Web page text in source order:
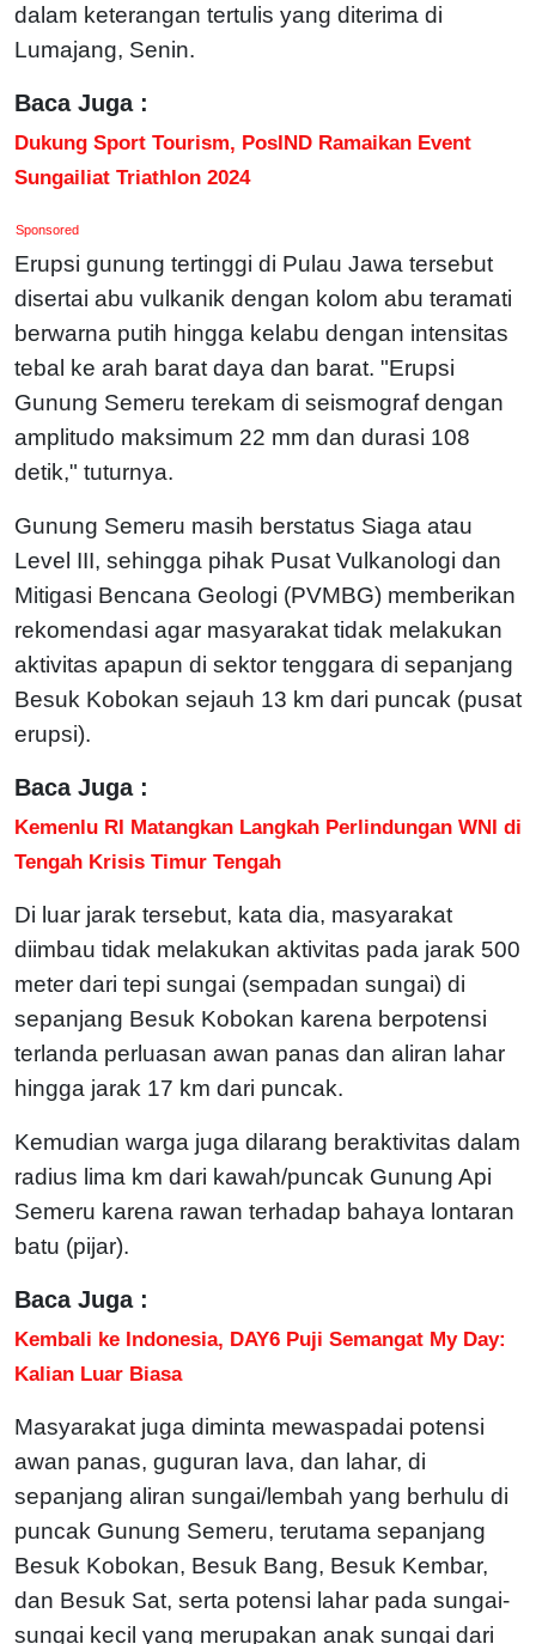
dalam keterangan tertulis yang diterima di
Lumajang, Senin.
Baca Juga :
Dukung Sport Tourism, PosIND Ramaikan Event
Sungailiat Triathlon 2024
Sponsored
Erupsi gunung tertinggi di Pulau Jawa tersebut
disertai abu vulkanik dengan kolom abu teramati
berwarna putih hingga kelabu dengan intensitas
tebal ke arah barat daya dan barat. "Erupsi
Gunung Semeru terekam di seismograf dengan
amplitudo maksimum 22 mm dan durasi 108
detik," tuturnya.
Gunung Semeru masih berstatus Siaga atau
Level III, sehingga pihak Pusat Vulkanologi dan
Mitigasi Bencana Geologi (PVMBG) memberikan
rekomendasi agar masyarakat tidak melakukan
aktivitas apapun di sektor tenggara di sepanjang
Besuk Kobokan sejauh 13 km dari puncak (pusat
erupsi).
Baca Juga :
Kemenlu RI Matangkan Langkah Perlindungan WNI di
Tengah Krisis Timur Tengah
Di luar jarak tersebut, kata dia, masyarakat
diimbau tidak melakukan aktivitas pada jarak 500
meter dari tepi sungai (sempadan sungai) di
sepanjang Besuk Kobokan karena berpotensi
terlanda perluasan awan panas dan aliran lahar
hingga jarak 17 km dari puncak.
Kemudian warga juga dilarang beraktivitas dalam
radius lima km dari kawah/puncak Gunung Api
Semeru karena rawan terhadap bahaya lontaran
batu (pijar).
Baca Juga :
Kembali ke Indonesia, DAY6 Puji Semangat My Day:
Kalian Luar Biasa
Masyarakat juga diminta mewaspadai potensi
awan panas, guguran lava, dan lahar, di
sepanjang aliran sungai/lembah yang berhulu di
puncak Gunung Semeru, terutama sepanjang
Besuk Kobokan, Besuk Bang, Besuk Kembar,
dan Besuk Sat, serta potensi lahar pada sungai-
sungai kecil yang merupakan anak sungai dari